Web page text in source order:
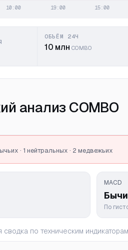
ОБЪЁМ 24Ч
10 млн COMBO
анализ COMBO
· 1 нейтральных · 2 медвежьих
MACD
По
сводка по техническим